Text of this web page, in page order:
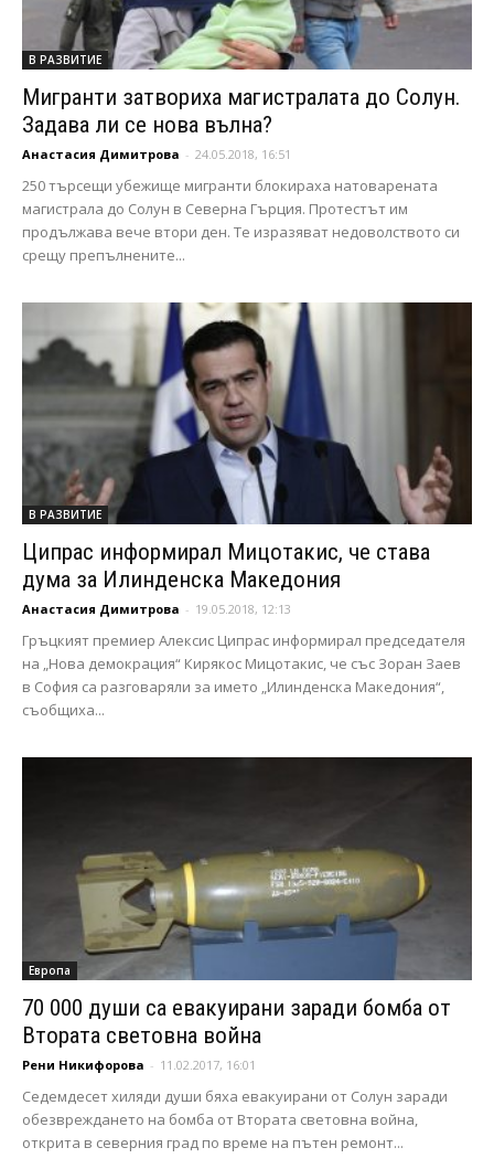
В РАЗВИТИЕ
Mигранти затвориха магистралата до Солун.
Задава ли се нова вълна?
Анастасия Димитрова - 24.05.2018, 16:51
250 търсещи убежище мигранти блокираха натоварената
магистрала до Солун в Северна Гърция. Протестът им
продължава вече втори ден. Те изразяват недоволството си
срещу препълнените...
В РАЗВИТИЕ
Ципрас информирал Мицотакис, че става
дума за Илинденска Македония
Анастасия Димитрова - 19.05.2018, 12:13
Гръцкият премиер Алексис Ципрас информирал председателя
на „Нова демокрация“ Кирякос Мицотакис, че със Зоран Заев
в София са разговаряли за името „Илинденска Македония“,
съобщиха...
Европа
70 000 души са евакуирани заради бомба от
Втората световна война
Рени Никифорова - 11.02.2017, 16:01
Седемдесет хиляди души бяха евакуирани от Солун заради
обезвреждането на бомба от Втората световна война,
открита в северния град по време на пътен ремонт...